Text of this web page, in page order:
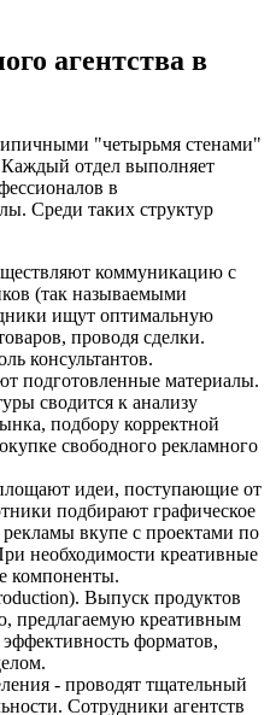
агентства в
"четырьмя стенами"
отдел выполняет
в
Среди таких структур
коммуникацию с
(так называемыми
ищут оптимальную
проводя сделки.
консультантов.
подготовленные материалы.
сводится к анализу
подбору корректной
свободного рекламного
идеи, поступающие от
подбирают графическое
вкупе с проектами по
необходимости креативные
компоненты.
Выпуск продуктов
предлагаемую креативным
форматов,
- проводят тщательный
Сотрудники агентств